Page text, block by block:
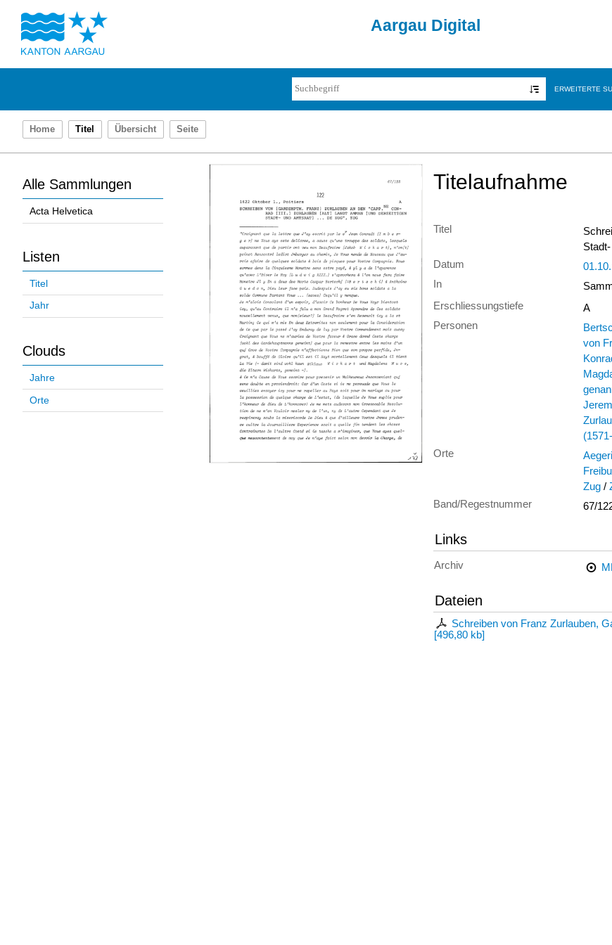
Aargau Digital
ERWEITERTE
Home Titel Übersicht Seite
Alle Sammlungen
Acta Helvetica
Listen
Titel
Jahr
Clouds
Jahre
Orte
Titelaufnahme
Titel
Datum
In
Erschliessungstiefe
A
Personen
von
Orte
Zug /
Band/Regestnummer
67/
Links
Archiv
Dateien
Schreiben von Franz Zurlauben,
[496,80 kb]